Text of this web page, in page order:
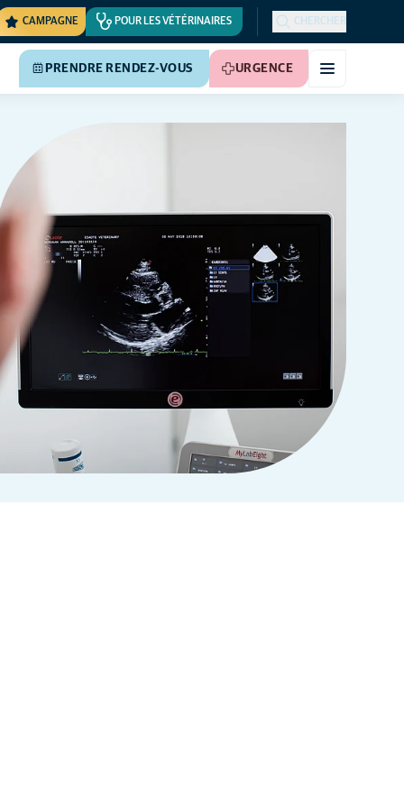
CAMPAGNE POUR LES VÉTÉRINAIRES CHERCHER
PRENDRE RENDEZ-VOUS URGENCE